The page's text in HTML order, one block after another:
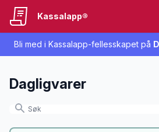
Bli med i Kassalapp-fellesskapet på
Kassalapp®
Dagligvarer